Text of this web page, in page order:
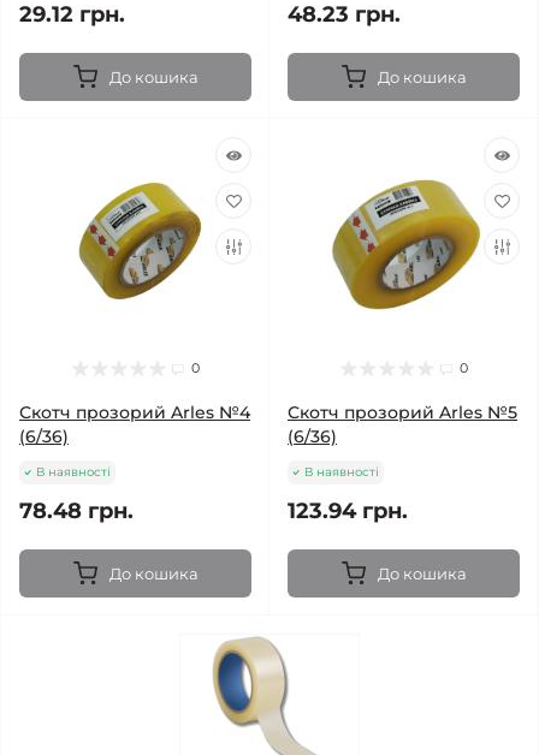
29.12 грн.
До кошика
48.23 грн.
До кошика
0
Скотч прозорий Arles №4
(6/36)
В наявності
78.48 грн.
До кошика
0
Скотч прозорий Arles №5
(6/36)
В наявності
123.94 грн.
До кошика